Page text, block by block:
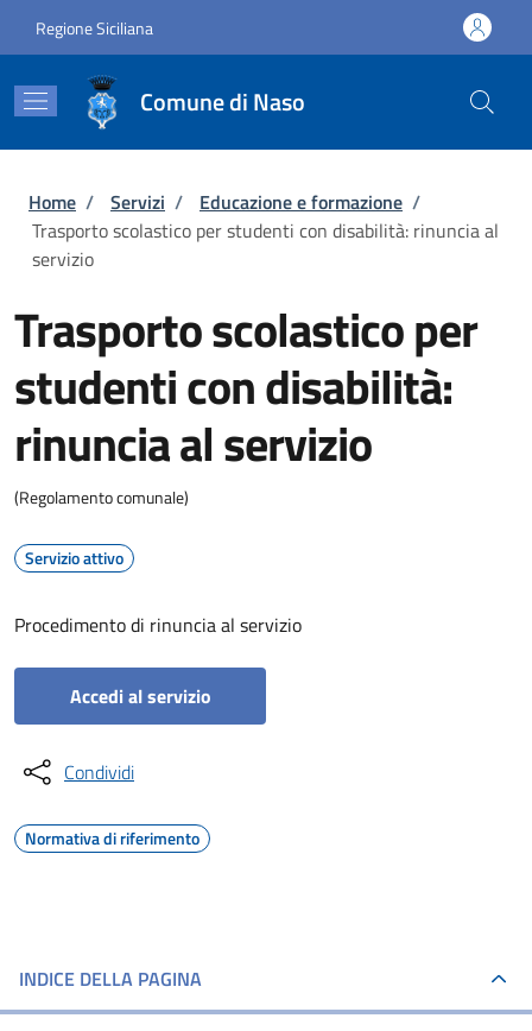
Regione Siciliana
Comune di Naso
Briciole di pane
Home / Servizi / Educazione e formazione /
Trasporto scolastico per studenti con disabilità: rinuncia al
servizio
Trasporto scolastico per
studenti con disabilità:
rinuncia al servizio
(Regolamento comunale)
Servizio attivo
Procedimento di rinuncia al servizio
Accedi al servizio
Condividi
Normativa di riferimento
INDICE DELLA PAGINA